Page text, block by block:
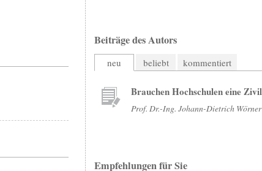
Beiträge des Autors
neu beliebt kommentiert
Brauchen Hochschulen eine
Prof. Dr.-Ing. Johann-Dietrich Wörner
Empfehlungen für Sie